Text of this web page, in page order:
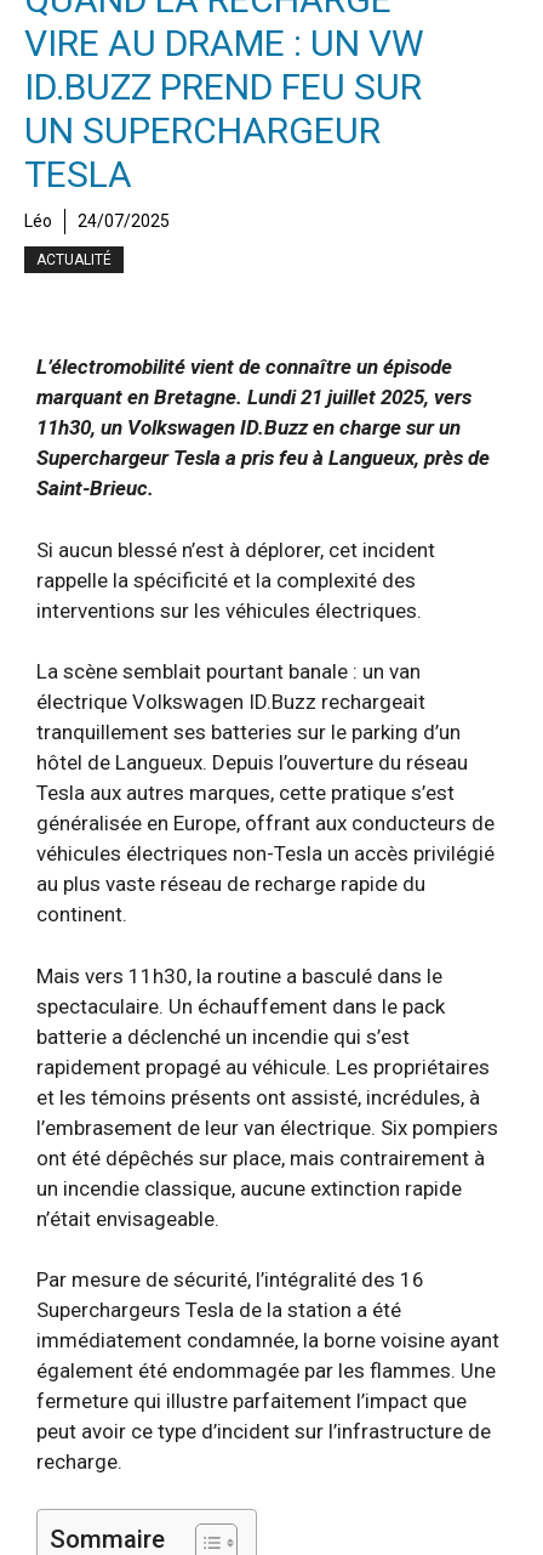
VIRE AU DRAME : UN VW
ID.BUZZ PREND FEU SUR
UN SUPERCHARGEUR
TESLA
Léo 24/07/2025
ACTUALITÉ
L’électromobilité vient de connaître un épisode
marquant en Bretagne. Lundi 21 juillet 2025, vers
11h30, un Volkswagen ID.Buzz en charge sur un
Superchargeur Tesla a pris feu à Langueux, près de
Saint-Brieuc.
Si aucun blessé n’est à déplorer, cet incident
rappelle la spécificité et la complexité des
interventions sur les véhicules électriques.
La scène semblait pourtant banale : un van
électrique Volkswagen ID.Buzz rechargeait
tranquillement ses batteries sur le parking d’un
hôtel de Langueux. Depuis l’ouverture du réseau
Tesla aux autres marques, cette pratique s’est
généralisée en Europe, offrant aux conducteurs de
véhicules électriques non-Tesla un accès privilégié
au plus vaste réseau de recharge rapide du
continent.
Mais vers 11h30, la routine a basculé dans le
spectaculaire. Un échauffement dans le pack
batterie a déclenché un incendie qui s’est
rapidement propagé au véhicule. Les propriétaires
et les témoins présents ont assisté, incrédules, à
l’embrasement de leur van électrique. Six pompiers
ont été dépêchés sur place, mais contrairement à
un incendie classique, aucune extinction rapide
n’était envisageable.
Par mesure de sécurité, l’intégralité des 16
Superchargeurs Tesla de la station a été
immédiatement condamnée, la borne voisine ayant
également été endommagée par les flammes. Une
fermeture qui illustre parfaitement l’impact que
peut avoir ce type d’incident sur l’infrastructure de
recharge.
Sommaire